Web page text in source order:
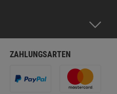
ZAHLUNGSARTEN